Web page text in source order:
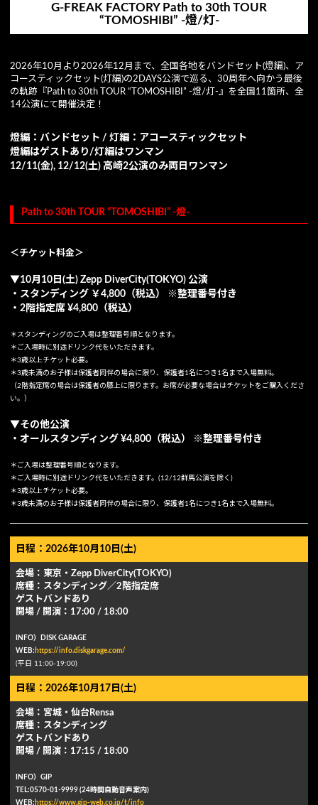
G-FREAK FACTORY Path to 30th TOUR
“TOMOSHIBI” -燈/灯-
2026年10月より2026年12月まで、全国各地をバンドセット(燈編)、ア
コースティックセット(灯編)の2DAYS公演で巡る、30周年へ向かう最後
の軌跡『Path to 30th TOUR “TOMOSHIBI” -燈/灯-』を全国11箇所、全
14公演にて開催決定！
燈編：バンドセット / 灯編：アコースティックセット
燈編はゲストあり/灯編はワンマン
12/11(金), 12/12(土) 高崎2公演のみ両日ワンマン
Path to 30th TOUR “TOMOSHIBI” -燈-
＜チケット料金＞
▼10⽉10⽇(⼟) Zepp DiverCity(TOKYO) 公演
・スタンディング ￥4,800（税込） ※整理番号付き
・2階指定席 ¥4,800（税込）
＊スタンディングのご入場は整理番号順となります。
＊ご入場時に別途ドリンク代をいただきます。
＊3歳以上チケット必要。
＊3歳未満のお子様は保護者同伴の場合に限り、保護者1名につき1名まで入場無料。
（2階指定席の場合は保護者の膝上に限ります。お席が必要な場合はチケットをご購入くださ
い。）
▼その他公演
・オールスタンディング ¥4,800（税込） ※整理番号付き
＊ご入場は整理番号順となります。
＊ご入場時に別途ドリンク代をいただきます。(12/12群馬公演を除く)
＊3歳以上チケット必要。
＊3歳未満のお子様は保護者同伴の場合に限り、保護者1名につき1名まで入場無料。
日程：2026年10月10日(土)
会場：東京・Zepp DiverCity(TOKYO)
席種：スタンディング／2階指定席
ゲストバンドあり
開場 / 開演：17:00 / 18:00
INFO）DISK GARAGE
WEB: https://info.diskgarage.com/
(平⽇ 11:00-19:00)
日程：2026年10月17日(土)
会場：宮城・仙台Rensa
席種：スタンディング
ゲストバンドあり
開場 / 開演：17:15 / 18:00
INFO）GIP
TEL:0570-01-9999 (24時間⾃動⾳声案内)
WEB: https://www.gip-web.co.jp/t/info